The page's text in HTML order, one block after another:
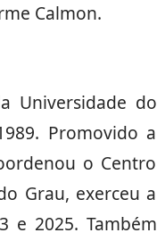
Calmon.
Universidade do
Promovido a
o Centro
Grau, exerceu a
e 2025. Também